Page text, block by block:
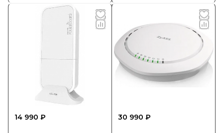
14 990 ₽ 30 990 ₽